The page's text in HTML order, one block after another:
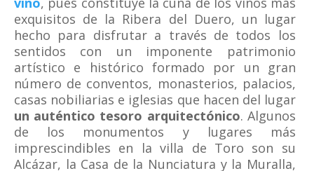
exquisitos de la Ribera del Duero, un lugar
hecho para disfrutar a través de todos los
sentidos con un imponente patrimonio
artístico e histórico formado por un gran
número de conventos, monasterios, palacios,
casas nobiliarias e iglesias que hacen del lugar
un auténtico tesoro arquitectónico. Algunos
de los monumentos y lugares más
imprescindibles en la villa de Toro son su
Alcázar, la Casa de la Nunciatura y la Muralla,